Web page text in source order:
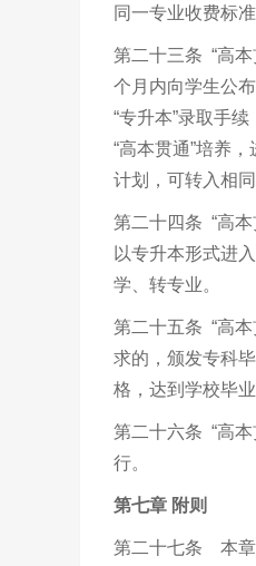
同一专业收费标准
第二十三条 “高
个月内向学生公
“专升本”录取手
“高本贯通”培养
计划，可转入相
第二十四条 “高
以专升本形式进
学、转专业。
第二十五条 “高
求的，颁发专科
格，达到学校毕
第二十六条 “高
行。
第七章 附则
第二十七条 本章